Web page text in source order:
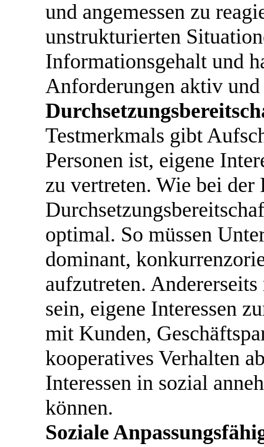
und angemessen zu
unstrukturierten
Informationsgehalt und
Anforderungen aktiv
Testmerkmals gibt
Personen ist, eigene
zu vertreten. Wie bei
optimal. So müssen
dominant,
aufzutreten.
sein, eigene Interessen
mit Kunden,
kooperatives Verhalten
Interessen in sozial
können.
Soziale